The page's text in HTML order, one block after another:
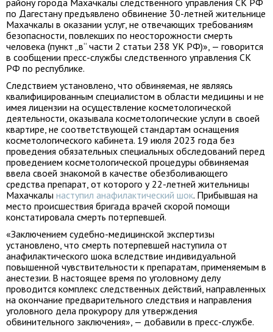
району города Махачкалы следственного управления СК РФ
по Дагестану предъявлено обвинение 30-летней жительнице
Махачкалы в оказании услуг, не отвечающих требованиям
безопасности, повлекших по неосторожности смерть
человека (пункт „в“ части 2 статьи 238 УК РФ)», — говорится
в сообщении пресс-службы следственного управления СК
РФ по республике.
Следствием установлено, что обвиняемая, не являясь
квалифицированным специалистом в области медицины и не
имея лицензии на осуществление косметологической
деятельности, оказывала косметологические услуги в своей
квартире, не соответствующей стандартам оснащения
косметологического кабинета. 19 июля 2023 года без
проведения обязательных специальных обследований перед
проведением косметологической процедуры обвиняемая
ввела своей знакомой в качестве обезболивающего
средства препарат, от которого у 22-летней жительницы
Махачкалы наступил анафилактический шок. Прибывшая на
место происшествия бригада врачей скорой помощи
констатировала смерть потерпевшей.
«Заключением судебно-медицинской экспертизы
установлено, что смерть потерпевшей наступила от
анафилактического шока вследствие индивидуальной
повышенной чувствительности к препаратам, применяемым в
анестезии. В настоящее время по уголовному делу
проводится комплекс следственных действий, направленных
на окончание предварительного следствия и направления
уголовного дела прокурору для утверждения
обвинительного заключения», — добавили в пресс-службе.